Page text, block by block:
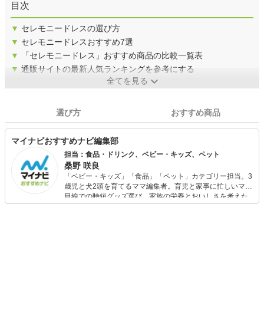
目次
▼ セレモニードレスの選び方
▼ セレモニードレスおすすめ7選
▼
「セレモニードレス」おすすめ商品の比較一覧表
▼ 通販サイトの最新人気ランキングを参考にする
全てを見る
選び方 おすすめ商品
マイナビおすすめナビ編集部
担当：食品・ドリンク、ベビー・キッズ、ペット
桑野 咲良
「ベビー・キッズ」「食品」「ペット」カテゴリー担当。3
歳児と犬2頭を育てるママ編集者。育児と家事に忙しいママ
目線での時短グッズ選び、家族の栄養とおいしさを考えた
食品選び、束の間のリラックスタイムを楽しむためのスイ